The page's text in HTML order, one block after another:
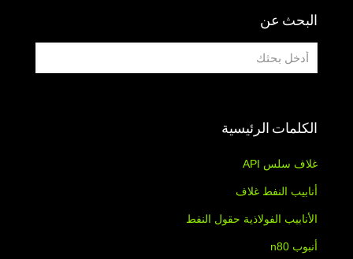
البحث عن
الكلمات الرئيسية
غلاف سلس API
أنابيب النفط غلاف
الأنابيب الفولاذية حقول النفط
أنبوب n80